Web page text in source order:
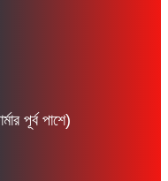
পূর্ব পাশে)